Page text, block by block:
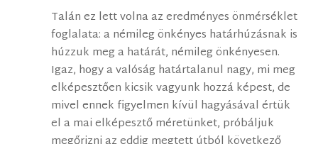
Talán ez lett volna az eredményes önmérséklet
foglalata: a némileg önkényes határhúzásnak is
húzzuk meg a határát, némileg önkényesen.
Igaz, hogy a valóság határtalanul nagy, mi meg
elképesztően kicsik vagyunk hozzá képest, de
mivel ennek figyelmen kívül hagyásával értük
el a mai elképesztő méretünket, próbáljuk